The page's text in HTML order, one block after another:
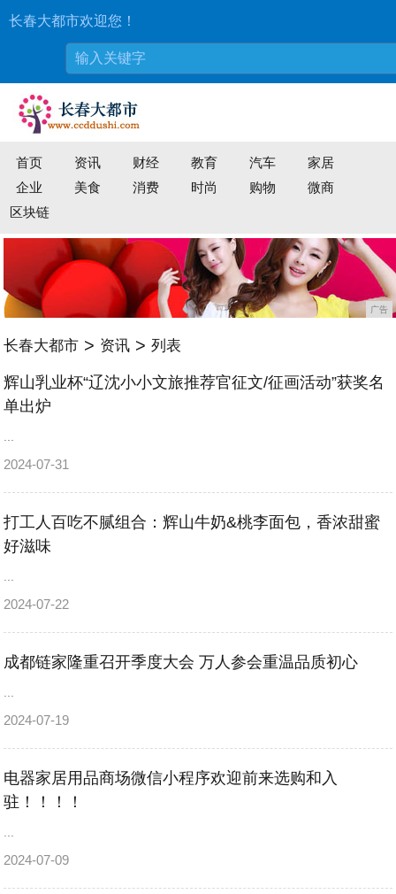
长春大都市欢迎您！
首页 资讯 财经 教育 汽车
家居
企业
美食 消费 时尚 购物
微商
区块链
广告
长春大都市 > 资讯 > 列表
辉山乳业杯“辽沈小小文旅推荐官征文/征画活动”获奖名
单出炉
2024-07-31
打工人百吃不腻组合：辉山牛奶&桃李面包，香浓甜蜜
好滋味
2024-07-22
成都链家隆重召开季度大会 万人参会重温品质初心
2024-07-19
电器家居用品商场微信小程序欢迎前来选购和入
驻！！！！
2024-07-09